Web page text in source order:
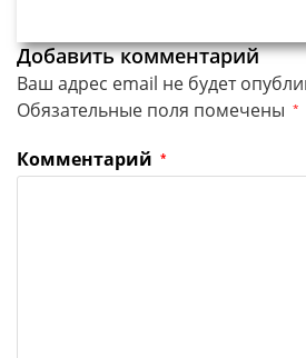
Добавить комментарий
Ваш адрес email не будет
Обязательные поля помечены *
Комментарий *